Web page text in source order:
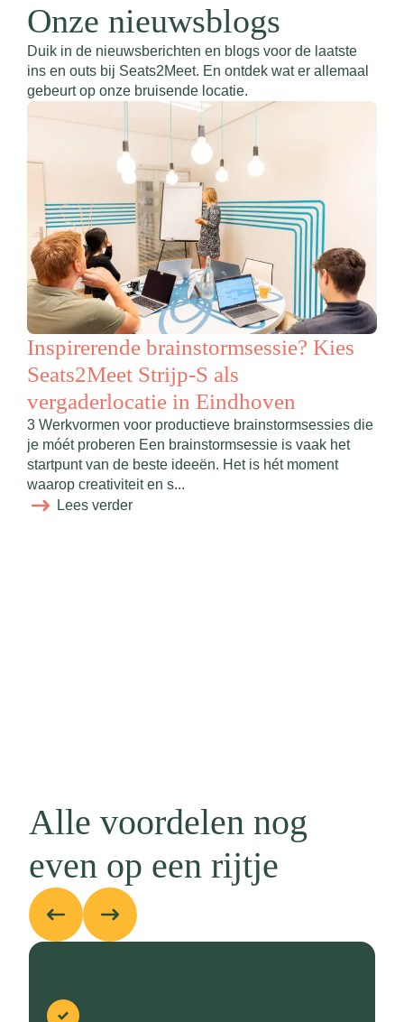
Onze nieuwsblogs
Duik in de nieuwsberichten en blogs voor de laatste
ins en outs bij Seats2Meet. En ontdek wat er allemaal
gebeurt op onze bruisende locatie.
Inspirerende brainstormsessie? Kies
Seats2Meet Strijp-S als
vergaderlocatie in Eindhoven
3 Werkvormen voor productieve brainstormsessies die
je móét proberen Een brainstormsessie is vaak het
startpunt van de beste ideeën. Het is hét moment
waarop creativiteit en s...
Lees verder
Alle voordelen nog
even op een rijtje